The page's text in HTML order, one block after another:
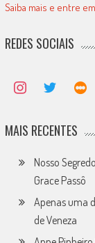
Saiba mais e entre
REDES SOCIAIS
MAIS RECENTES
Nosso
Grace Passô
Apenas uma
de Veneza